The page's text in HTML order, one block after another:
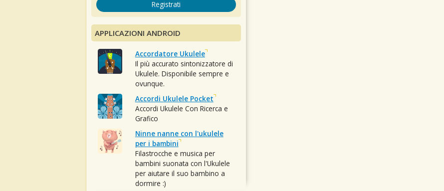
Registrati
APPLICAZIONI ANDROID
Accordatore Ukulele
Il più accurato sintonizzatore di
Ukulele. Disponibile sempre e
ovunque.
Accordi Ukulele Pocket
Accordi Ukulele Con Ricerca e
Grafico
Ninne nanne con l'ukulele
per i bambini
Filastrocche e musica per
bambini suonata con l'Ukulele
per aiutare il suo bambino a
dormire :)